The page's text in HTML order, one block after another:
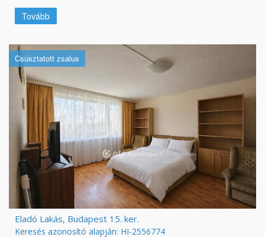
Tovább
Csúsztatott zsalus
Eladó Lakás, Budapest 15. ker.
Keresés azonosító alapján: HI-2556774